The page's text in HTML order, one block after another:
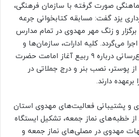
صورت گرفته با سازمان فرهنگی،
یزد گفت: مسابقه کتابخوانی جرعه
و زنگ مهر مهدوی در تمام مدارس
می‌گردد. کلیه ادارات، سازمان‌ها و
کارخانجات وظیفه اطلاع‌رسانی درباره ۹ ربیع آغاز امامت حضرت
پوستر، نصب بنر و درج جملاتی در
دارند.
و پشتیبانی فعالیت‌های مهدوی استان
از خطبه‌های نماز جمعه، تشکیل ایستگاه
مهدوی در مصلی‌های نماز جمعه و